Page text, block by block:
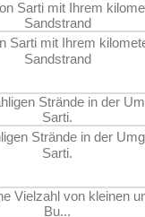
Sarti mit Ihrem
Sandstrand
Strände in der
Sarti.